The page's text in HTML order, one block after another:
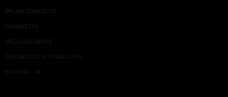
ONLINE EDUKACIJE
IZDAVAŠTVO
MEDIJSKE OBUKE
ORGANIZACIJA DOGADJAJA
EKONOM I JA